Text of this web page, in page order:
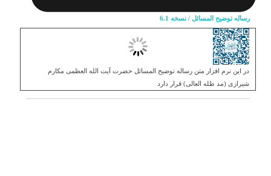
رساله توضيح المسائل / نسخه 6.1
در این نرم افزار متن رساله توضیح المسائل حضرت آیت الله العظمی مکارم
شیرازی (مد ظله العالی) قرار دارد